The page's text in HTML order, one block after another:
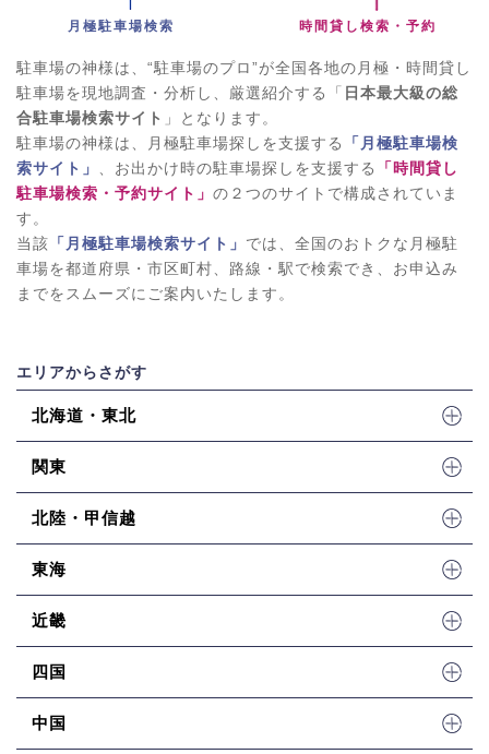
月極駐車場検索 時間貸し検索・予約
駐車場の神様は、“駐車場のプロ”が全国各地の月極・時間貸し
駐車場を現地調査・分析し、厳選紹介する「 日本最大級の総
合駐車場検索サイト 」となります。
駐車場の神様は、月極駐車場探しを支援する
「月極駐車場検
索サイト」
、お出かけ時の駐車場探しを支援する
「時間貸し
駐車場検索・予約サイト」 の２つのサイトで構成されていま
す。
当該 「月極駐車場検索サイト」 では、全国のおトクな月極駐
車場を都道府県・市区町村、路線・駅で検索でき、お申込み
までをスムーズにご案内いたします。
エリアからさがす
北海道・東北
関東
北陸・甲信越
東海
近畿
四国
中国